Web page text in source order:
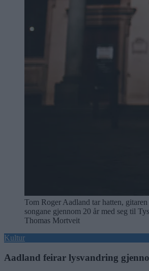
Tom Roger Aadland tar hatten, gitaren
songane gjennom 20 år med seg til
Thomas Mortveit
Kultur
Aadland feirar lysvandring